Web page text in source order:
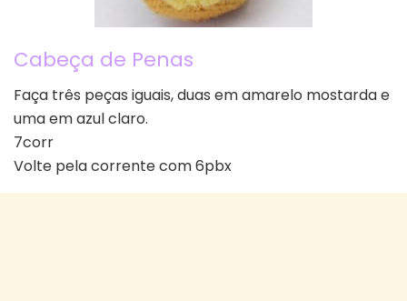
Cabeça de Penas
Faça três peças iguais, duas em amarelo mostarda e
uma em azul claro.
7corr
Volte pela corrente com 6pbx